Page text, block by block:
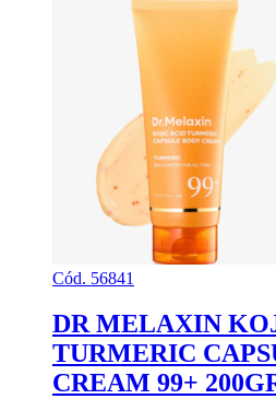
Cód. 56841
DR MELAXIN
TURMERIC
CREAM 99+